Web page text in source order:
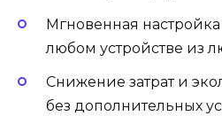
Мгновенная
любом устройстве из
Снижение затрат и
без дополнительных